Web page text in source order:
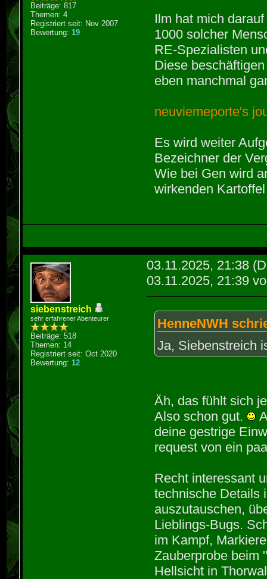
Beiträge: 817
Themen: 4
Registriert seit: Nov 2007
Bewertung: 19
Ilm hat mich
1000 solcher
RE-Spezialisten
Diese
eben manchmal
neuviemeporte's
Es wird weiter
Bezeichner der
Wie bei Gen wird
wirkenden
siebenstreich
sehr erfahrener Abenteurer
Beiträge: 518
Themen: 14
Registriert seit: Oct 2020
Bewertung: 12
03.11.2025, 21:38
03.11.2025, 21:39
HenneNWH
Ja, Siebenstreich
Äh, das fühlt sich
Also schon gut.
deine gestrige
request von ein
Recht interessant
technische Details
auszutauschen,
Lieblings-Bugs.
im Kampf,
Zauberprobe beim
Hellsicht in